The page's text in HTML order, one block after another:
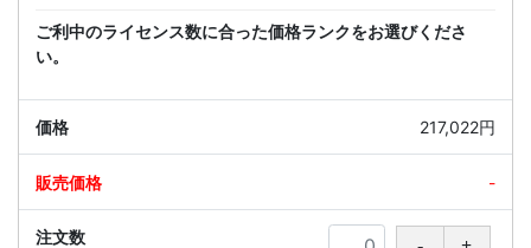
ご利中のライセンス数に合った価格ランクをお選びくださ
い。
217,022円
-